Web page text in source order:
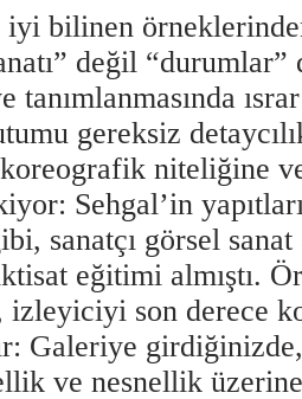
bilinen
değil “durumlar”
tanımlanmasında
gereksiz
koreografik niteliğine
Sehgal’in
sanatçı görsel sanat
eğitimi almıştı.
izleyiciyi son derece
Galeriye
ve nesnellik